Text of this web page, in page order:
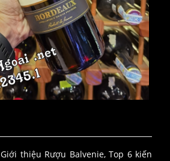
Giới thiệu Rượu Balvenie, Top 6 kiến